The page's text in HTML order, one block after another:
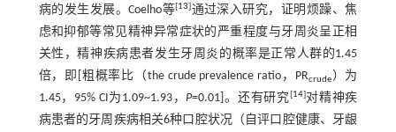
病的发生发展。Coelho等[13]通过深入研究，证明烦躁、焦
虑和抑郁等常见精神异常症状的严重程度与牙周炎呈正相
关性，精神疾病患者发生牙周炎的概率是正常人群的1.45
倍，即[粗概率比（the crude prevalence ratio，PRcrude）为
1.45，95% CI为1.09~1.93，P=0.01]。还有研究[14]对精神疾
病患者的牙周疾病相关6种口腔状况（自评口腔健康、牙龈